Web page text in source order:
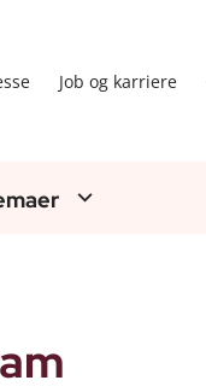
Job og karriere